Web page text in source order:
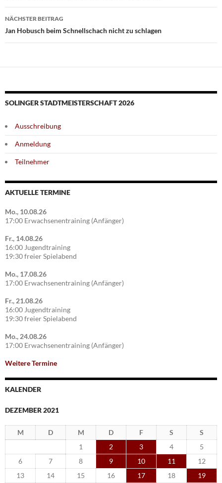
NÄCHSTER BEITRAG
Jan Hobusch beim Schnellschach nicht zu schlagen
SOLINGER STADTMEISTERSCHAFT 2026
Ausschreibung
Anmeldung
Teilnehmer
AKTUELLE TERMINE
Mo., 10.08.26
17:00 Erwachsenentraining (Anfänger)
Fr., 14.08.26
16:00 Jugendtraining
19:30 freier Spielabend
Mo., 17.08.26
17:00 Erwachsenentraining (Anfänger)
Fr., 21.08.26
16:00 Jugendtraining
19:30 freier Spielabend
Mo., 24.08.26
17:00 Erwachsenentraining (Anfänger)
Weitere Termine
KALENDER
DEZEMBER 2021
M D M D F S
S
1
2 3 4
5
6
7 8 9 10 11
12
13
14 15 16 17 18
19